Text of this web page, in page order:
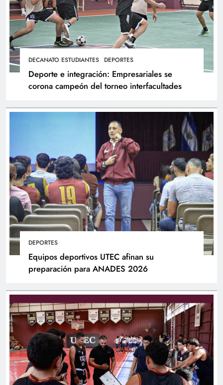
DECANATO ESTUDIANTES DEPORTES
Deporte e integración: Empresariales se
corona campeón del torneo interfacultades
DEPORTES
Equipos deportivos UTEC afinan su
preparación para ANADES 2026